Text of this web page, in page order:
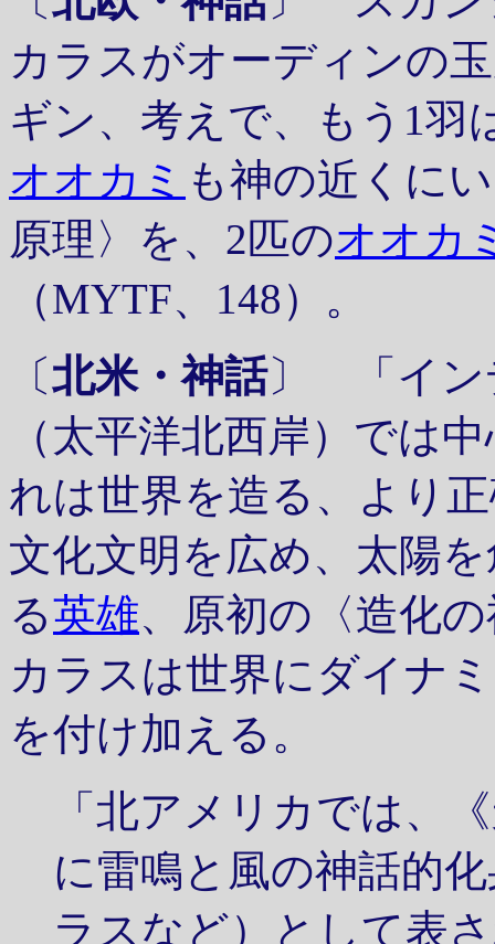
カラスがオーディンの
ギン、考えで、もう1羽
オオカミ も神の近くに
原理〉を、2匹のオオカ
（MYTF、148）。
〔北米・神話〕 「イン
（太平洋北西岸）では
れは世界を造る、より
文化文明を広め、太陽
る英雄、原初の〈造化
カラスは世界にダイナ
を付け加える。
「北アメリカでは、
に雷鳴と風の神話的
ラスなど）として表